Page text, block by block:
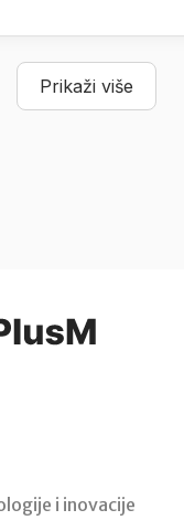
Prikaži više
i inovacije